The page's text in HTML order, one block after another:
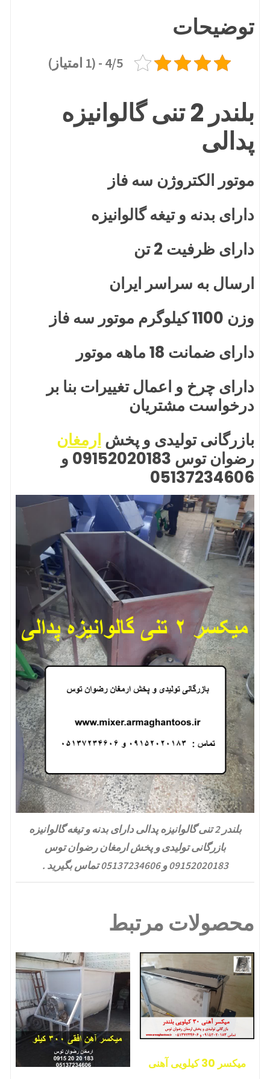
توضیحات
4/5 - (1 امتیاز)
بلندر 2 تنی گالوانیزه
پدالی
موتور الکتروژن سه فاز
دارای بدنه و تیغه گالوانیزه
دارای ظرفیت 2 تن
ارسال به سراسر ایران
وزن 1100 کیلوگرم موتور سه فاز
دارای ضمانت 18 ماهه موتور
دارای چرخ و اعمال تغییرات بنا بر
درخواست مشتریان
بازرگانی تولیدی و پخش ارمغان
رضوان توس 09152020183 و
05137234606
بلندر 2 تنی گالوانیزه پدالی دارای بدنه و تیغه گالوانیزه
بازرگانی تولیدی و پخش ارمغان رضوان توس
09152020183 و 05137234606 تماس بگیرید .
محصولات مرتبط
میکسر 30 کیلویی آهنی